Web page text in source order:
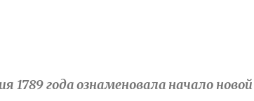
1789 года ознаменовала начало